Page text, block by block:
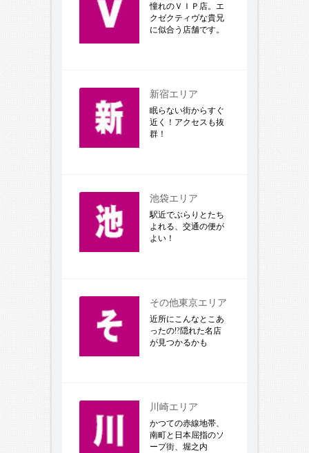
憧れのＶＩＰ店。エ
クゼクティヴな貴兄
に似合う店舗です。
新宿エリア
眠らない街からすぐ
近く！アクセスも抜
群！
池袋エリア
駅近でぶらりとたち
よれる、交通の便が
よい！
その他東京エリア
近所にこんなとこあ
ったの!?隠れた名店
が見つかるかも
川崎エリア
かつての赤線地帯、
南町と日本屈指のソ
ープ街、堀之内